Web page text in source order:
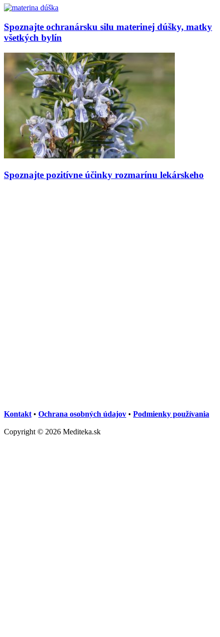
Spoznajte ochranársku silu materinej dúšky, matky
všetkých bylín
Spoznajte pozitívne účinky rozmarínu lekárskeho
Kontakt • Ochrana osobných údajov • Podmienky používania
Copyright © 2026 Mediteka.sk